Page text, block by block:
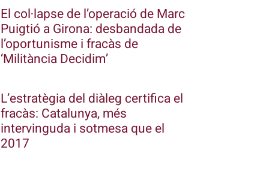
El col·lapse de l’operació de Marc
Puigtió a Girona: desbandada de
l’oportunisme i fracàs de
‘Militància Decidim’
L’estratègia del diàleg certifica el
fracàs: Catalunya, més
intervinguda i sotmesa que el
2017